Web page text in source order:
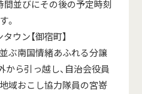
びにその後の予定時刻
。
ウン【御宿町】
国情緒あふれる分譲
から引っ越し、自治会役員
域おこし協力隊員の宮嵜